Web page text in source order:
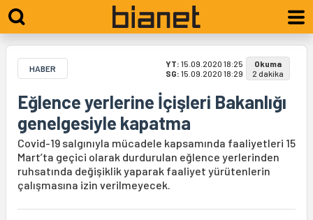
HABER YT: 15.09.2020 18:25
SG: 15.09.2020 18:29
Okuma
2 dakika
Eğlence yerlerine İçişleri Bakanlığı
genelgesiyle kapatma
Covid-19 salgınıyla mücadele kapsamında faaliyetleri 15
Mart’ta geçici olarak durdurulan eğlence yerlerinden
ruhsatında değişiklik yaparak faaliyet yürütenlerin
çalışmasına izin verilmeyecek.